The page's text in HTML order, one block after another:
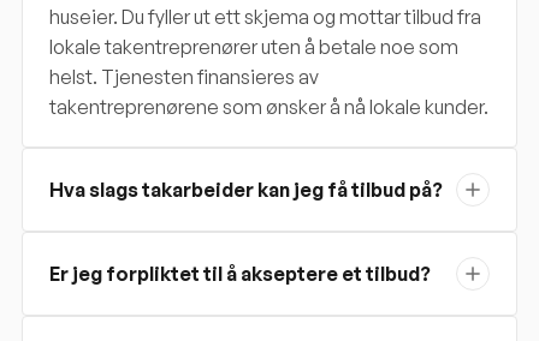
huseier. Du fyller ut ett skjema og mottar tilbud fra
lokale takentreprenører uten å betale noe som
helst. Tjenesten finansieres av
takentreprenørene som ønsker å nå lokale kunder.
Hva slags takarbeider kan jeg få tilbud på?
Er jeg forpliktet til å akseptere et tilbud?